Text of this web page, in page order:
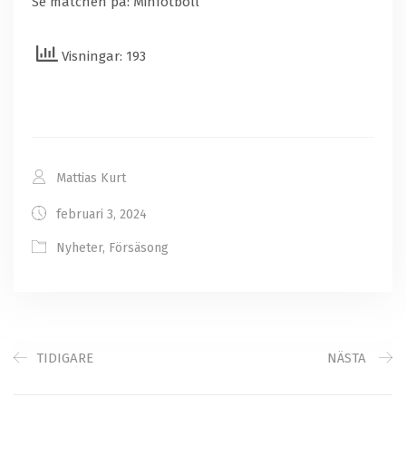
Visningar: 193
Mattias Kurt
februari 3, 2024
Nyheter, Försäsong
TIDIGARE NÄSTA